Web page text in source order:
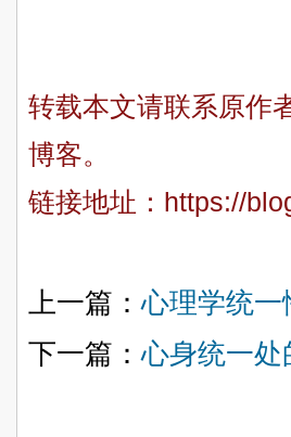
转载本文请联系原作
博客。
链接地址： https://
上一篇：心理学统
下一篇：心身统一